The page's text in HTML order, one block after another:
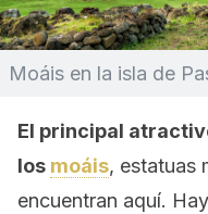
Moáis en la isla de
El principal
los moáis, estatuas
encuentran aquí.